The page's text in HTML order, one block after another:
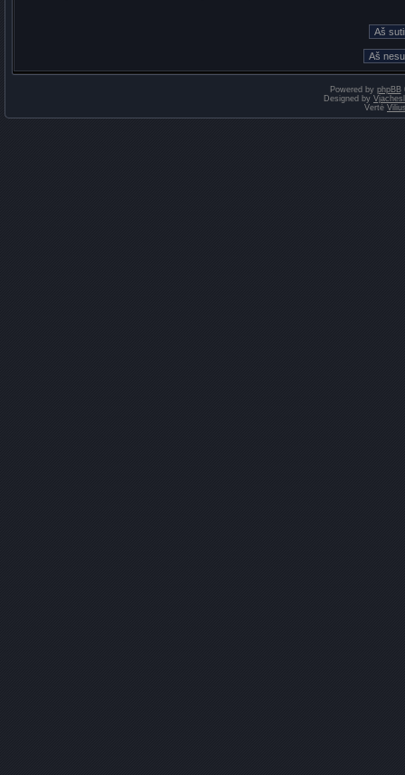
Powered by phpBB
Designed by
Vertė